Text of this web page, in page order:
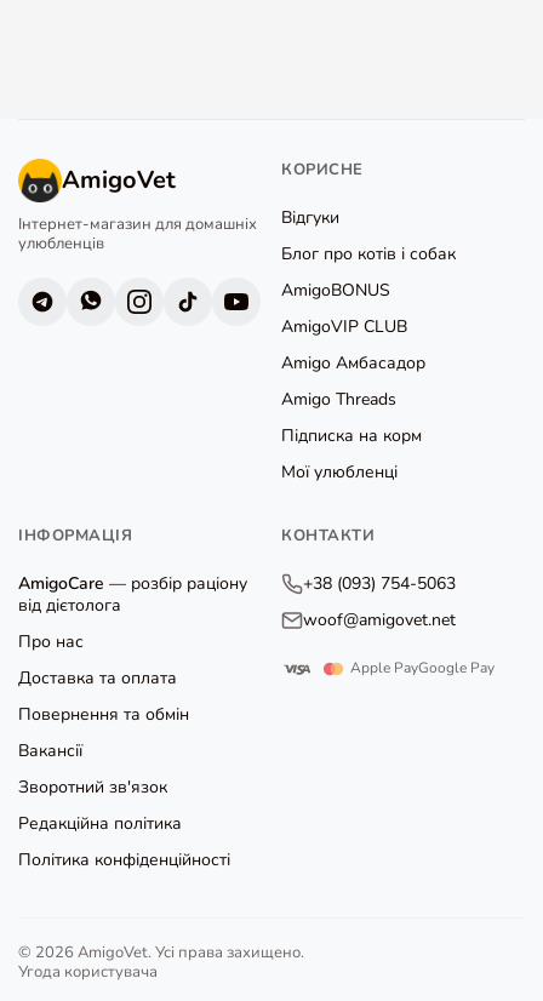
AmigoVet
Інтернет-магазин для домашніх
улюбленців
КОРИСНЕ
Відгуки
Блог про котів і собак
AmigoBONUS
AmigoVIP CLUB
Amigo Амбасадор
Amigo Threads
Підписка на корм
Мої улюбленці
ІНФОРМАЦІЯ
AmigoCare — розбір раціону
від дієтолога
Про нас
Доставка та оплата
Повернення та обмін
Вакансії
Зворотний зв'язок
Редакційна політика
Політика конфіденційності
КОНТАКТИ
+38 (093) 754-5063
woof@amigovet.net
Apple PayGoogle Pay
© 2026 AmigoVet. Усі права захищено.
Угода користувача